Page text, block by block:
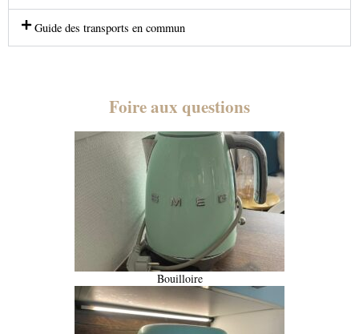
Guide des transports en commun
Foire aux questions
Bouilloire